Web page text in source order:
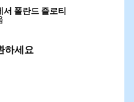
폴란드 즐로티
하세요